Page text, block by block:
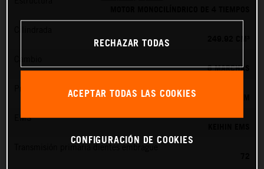
6 MARCHAS
Preparación de la mezcla
KEIHIN EFI, TOBERA DE 42 MM
EMS
RECHAZAR TODAS
ACEPTAR TODAS LAS COOKIES
CONFIGURACIÓN DE COOKIES